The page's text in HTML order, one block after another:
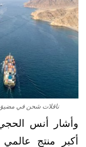
ناقلات شحن في
وأشار أنس الحجي
أكبر منتج عالمي